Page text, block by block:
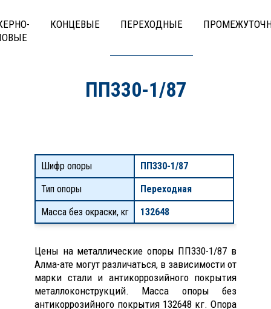
КОНЦЕВЫЕ ПЕРЕХОДНЫЕ
ПП330-1/87
Шифр опоры
Тип опоры
Масса без окраски, кг
ПП330-1/87
Переходная
132648
Цены на металлические опоры ПП330-1/87 в
Алма-ате могут различаться, в зависимости от
марки стали и антикоррозийного покрытия
металлоконструкций. Масса опоры без
антикоррозийного покрытия 132648 кг. Опора